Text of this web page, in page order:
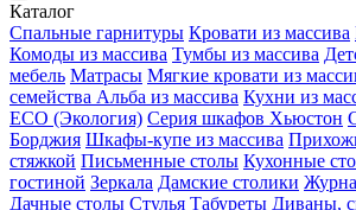
Каталог
Спальные гарнитуры Кровати из массива
Комоды из массива Тумбы из массива
мебель Матрасы Мягкие кровати из
семейства Альба из массива Кухни из
ECO (Экология) Серия шкафов Хьюстон
Борджия Шкафы-купе из массива
стяжкой Письменные столы Кухонные
гостиной Зеркала Дамские столики
Дачные столы Стулья Табуреты Диваны,